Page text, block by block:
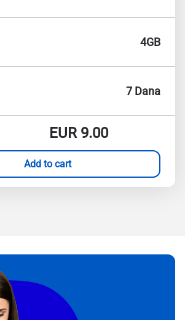
4GB
7 Dana
EUR9.00
Add to cart